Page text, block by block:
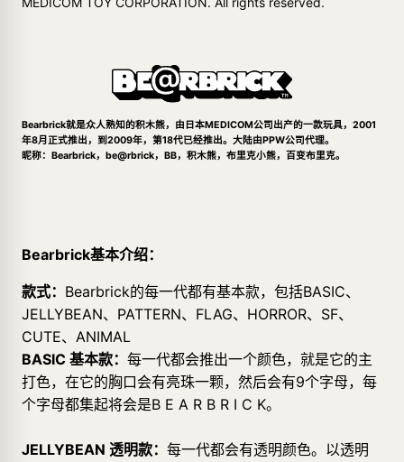
Bearbrick就是众人熟知的积木熊，由日本MEDICOM公司出产的一款玩具，2001
年8月正式推出，到2009年，第18代已经推出。大陆由PPW公司代理。
昵称：Bearbrick，be@rbrick，BB，积木熊，布里克小熊，百变布里克。
Bearbrick基本介绍：
款式： Bearbrick的每一代都有基本款，包括BASIC、
JELLYBEAN、PATTERN、FLAG、HORROR、SF、
CUTE、ANIMAL
BASIC 基本款： 每一代都会推出一个颜色，就是它的主
打色，在它的胸口会有亮珠一颗，然后会有9个字母，每
个字母都集起将会是B E A R B R I C K。
JELLYBEAN 透明款： 每一代都会有透明颜色。以透明